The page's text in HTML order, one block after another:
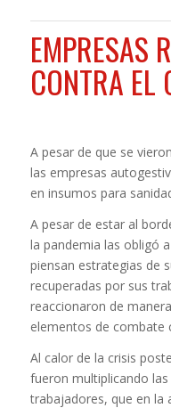
EMPRESAS
CONTRA EL
A pesar de que se
las empresas
en insumos para
A pesar de estar al
la pandemia las obligó
piensan estrategias de
recuperadas por sus
reaccionaron de
elementos de combate
Al calor de la crisis
fueron multiplicando
trabajadores, que en la